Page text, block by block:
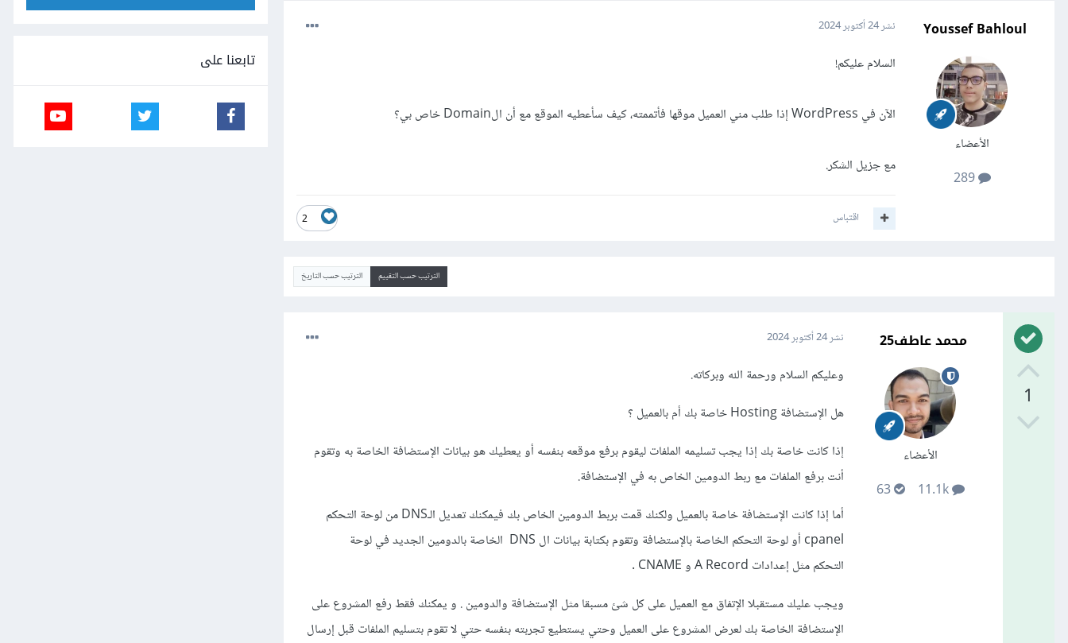
Youssef Bahloul
الأعضاء
289
نشر24 أكتوبر 2024
السلام عليكم!
الآن في WordPress إذا طلب مني العميل موقها فأتممته، كيف سأعطيه الموقع مع أن الDomain خاص بي؟
مع جزيل الشكر.
2 اقتباس
الترتيب حسب التقييم الترتيب حسب التاريخ
1
محمد عاطف25
الأعضاء
11.1k
63
نشر24 أكتوبر 2024
وعليكم السلام ورحمة الله وبركاته.
هل الإستضافة Hosting خاصة بك أم بالعميل ؟
إذا كانت خاصة بك إذا يجب تسليمه الملفات ليقوم برفع موقعه بنفسه أو يعطيك هو بيانات الإستضافة الخاصة به وتقوم
أنت برفع الملفات مع ربط الدومين الخاص به في الإستضافة.
أما إذا كانت الإستضافة خاصة بالعميل ولكنك قمت بربط الدومين الخاص بك فيمكنك تعديل الـDNS من لوحة التحكم
cpanel أو لوحة التحكم الخاصة بالإستضافة وتقوم بكتابة بيانات ال DNS الخاصة بالدومين الجديد في لوحة
التحكم مثل إعدادات A Record و CNAME .
ويجب عليك مستقبلا الإتفاق مع العميل على كل شئ مسبقا مثل الإستضافة والدومين . و يمكنك فقط رفع المشروع على
الإستضافة الخاصة بك لعرض المشروع على العميل وحتي يستطيع تجربته بنفسه حتي لا تقوم بتسليم الملفات قبل إرسال
تابعنا على